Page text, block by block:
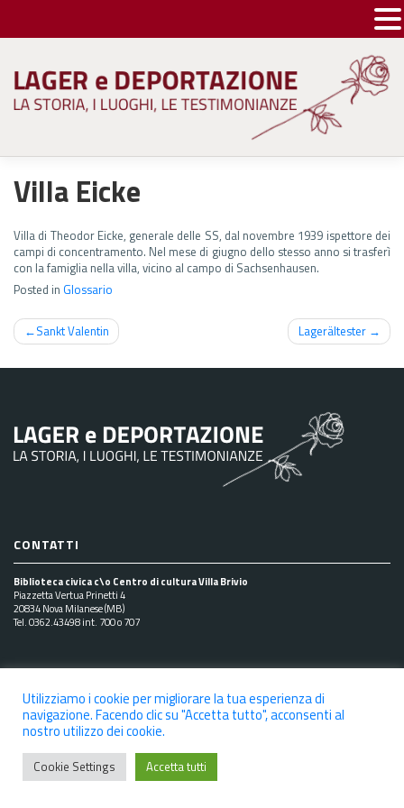
content
Villa Eicke
Villa di Theodor Eicke, generale delle SS, dal novembre 1939 ispettore dei
campi di concentramento. Nel mese di giugno dello stesso anno si trasferì
con la famiglia nella villa, vicino al campo di Sachsenhausen.
Posted in Glossario
Navigazione
articoli
Sankt Valentin Lagerältester
CONTATTI
Biblioteca civica c\o Centro di cultura Villa Brivio
Piazzetta Vertua Prinetti 4
20834 Nova Milanese (MB)
Tel. 0362.43498 int. 700 o 707
SEGUICI SUI SOCIAL
NOTE LEGALI PRIVACY POLICY
COOKIE POLICY
DICHIARAZIONE DI ACCESSIBILITÀ
CREDITS
Utilizziamo i cookie per migliorare la tua esperienza di
navigazione. Facendo clic su "Accetta tutto", acconsenti al
nostro utilizzo dei cookie.
Cookie Settings Accetta tutti